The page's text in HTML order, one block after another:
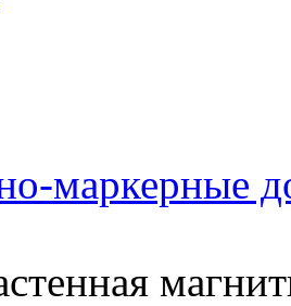
маркерные